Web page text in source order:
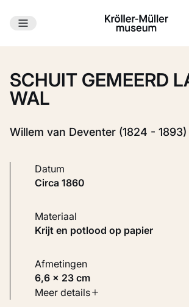
Ga naar hoofdinhoud
SCHUIT GEMEERD
WAL
Willem van Deventer (1824 - 1893)
Datum
circa 1860
Materiaal
Krijt en potlood op papier
Afmetingen
6,6 × 23 cm
Soort werk
Meer details